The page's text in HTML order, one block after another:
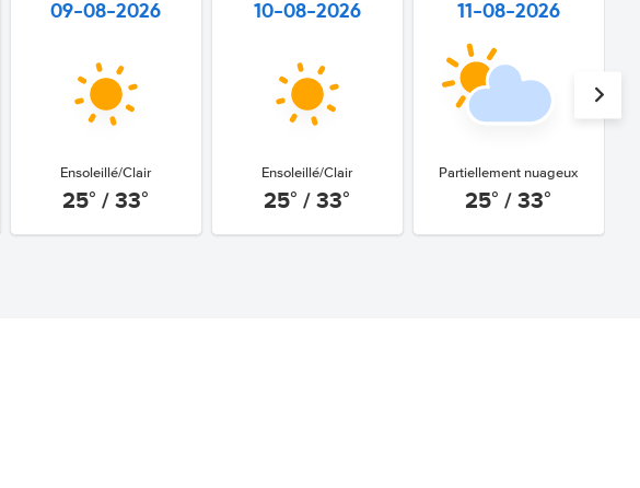
09-08-2026
Ensoleillé/Clair
25° / 33°
10-08-2026
Ensoleillé/Clair
25° / 33°
11-08-2026
Partiellement nuageux
25° / 33°